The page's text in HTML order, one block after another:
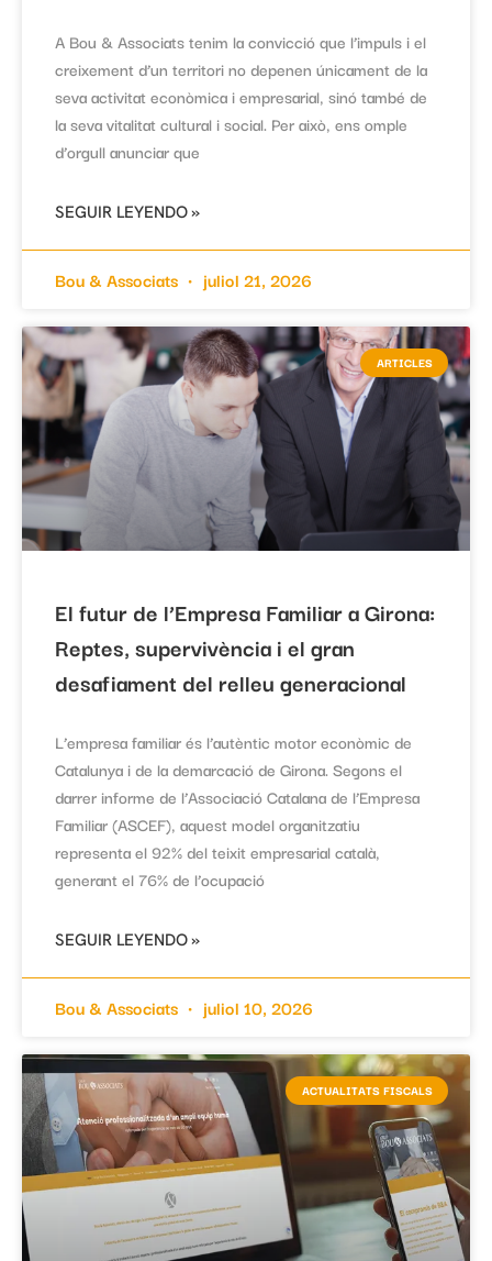
A Bou & Associats tenim la convicció que l’impuls i el
creixement d’un territori no depenen únicament de la
seva activitat econòmica i empresarial, sinó també de
la seva vitalitat cultural i social. Per això, ens omple
d’orgull anunciar que
SEGUIR LEYENDO »
Bou & Associats juliol 21, 2026
ARTICLES
El futur de l’Empresa Familiar a Girona:
Reptes, supervivència i el gran
desafiament del relleu generacional
L’empresa familiar és l’autèntic motor econòmic de
Catalunya i de la demarcació de Girona. Segons el
darrer informe de l’Associació Catalana de l’Empresa
Familiar (ASCEF), aquest model organitzatiu
representa el 92% del teixit empresarial català,
generant el 76% de l’ocupació
SEGUIR LEYENDO »
Bou & Associats juliol 10, 2026
ACTUALITATS FISCALS